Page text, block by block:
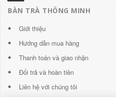
BÀN TRÀ THÔNG MINH
Giới thiệu
Hướng dẫn mua hàng
Thanh toán và giao nhận
Đổi trả và hoàn tiền
Liên hệ với chúng tôi